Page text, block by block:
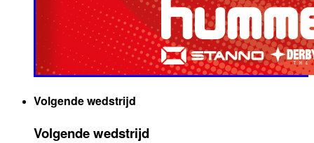
Volgende wedstrijd
Volgende wedstrijd